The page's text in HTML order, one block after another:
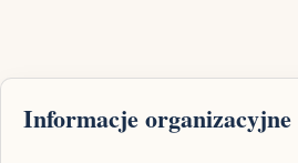
Informacje organizacyjne